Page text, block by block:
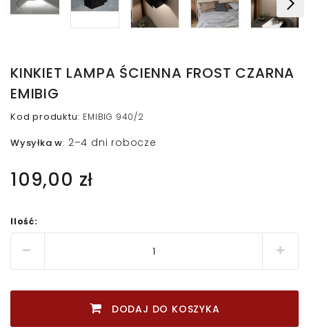
KINKIET LAMPA ŚCIENNA FROST CZARNA
EMIBIG
Kod produktu: EMIBIG 940/2
Wysyłka w: 2–4 dni robocze
109,00 zł
Ilość:
DODAJ DO KOSZYKA